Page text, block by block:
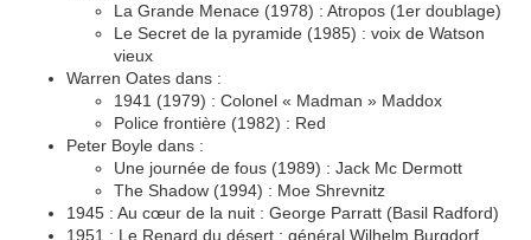
La Grande Menace (1978) : Atropos (1er doublage)
Le Secret de la pyramide (1985) : voix de Watson
vieux
Warren Oates dans :
1941 (1979) : Colonel « Madman » Maddox
Police frontière (1982) : Red
Peter Boyle dans :
Une journée de fous (1989) : Jack Mc Dermott
The Shadow (1994) : Moe Shrevnitz
1945 : Au cœur de la nuit : George Parratt (Basil Radford)
1951 : Le Renard du désert : général Wilhelm Burgdorf